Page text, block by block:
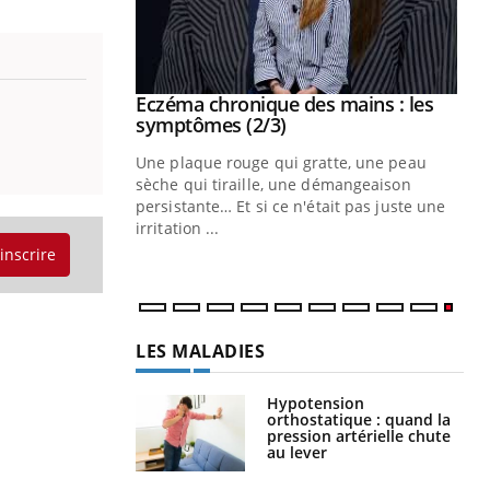
Youtube
Eczéma chronique des mains : les
symptômes (2/3)Youtube
Une plaque rouge qui gratte, une peau
sèche qui tiraille, une démangeaison
persistante… Et si ce n'était pas juste une
irritation ...
LES MALADIES
Hypotension
orthostatique : quand la
pression artérielle chute
au lever